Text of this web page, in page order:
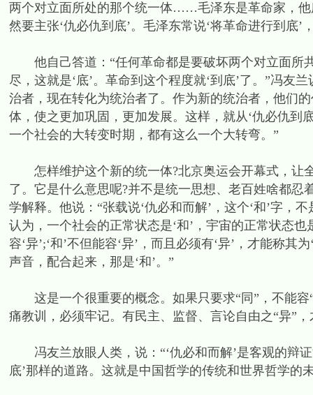
两个对立面所处的那个统一体……毛泽东是革命家，
然要主张‘仇必仇到底’。毛泽东常说‘将革命进行到底’
他自己答道：“任何革命都是要破坏两个对立面所
尽，这就是‘底’。革命到这个程度就‘到底’了。”冯友
治者，现在转化为统治者了。作为新的统治者，他们
体，使之更加巩固，更加发展。这样，就从‘仇必仇到
一个社会的大转变时期，都有这么一个大转弯。”
怎样维护这个新的统一体?北京奥运会开幕式，让
了。它是什么意思呢?并不是统一思想、老百姓啥都
学解释。他说：“张载说‘仇必和而解’，这个‘和’字
认为，一个社会的正常状态是‘和’，宇宙的正常状态
容‘异’;‘和’不但能容‘异’，而且必须有‘异’，才能称
声音，配合起来，那是‘和’。”
这是一个很重要的概念。如果只要求“同”，不能容
痛教训，必须牢记。有民主、监督、言论自由之“异”，
冯友兰放眼人类，说：“‘仇必和而解’是客观的辩
底’那样的道路。这就是中国哲学的传统和世界哲学的